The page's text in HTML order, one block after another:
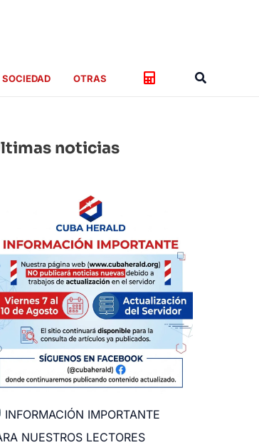
SOCIEDAD OTRAS Buscar
noticias
INFORMACIÓN IMPORTANTE
NUESTROS LECTORES